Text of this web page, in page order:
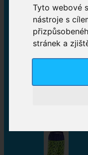
Tyto webové
nástroje s
stránek a
Plenkové
zalepovací,